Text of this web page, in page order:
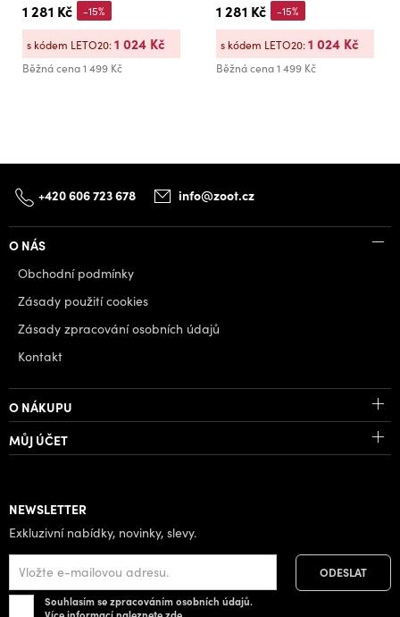
1 281 Kč
Běžná cena1 499 Kč
-15%
s kódem LETO20:1 024 Kč
1 281 Kč
Běžná cena1 499 Kč
-15%
s kódem LETO20:1 024 Kč
+420 606 723 678 info@zoot.cz
O NÁS
Obchodní podmínky
Zásady použití cookies
Zásady zpracování osobních údajů
Kontakt
O NÁKUPU
MŮJ ÚČET
NEWSLETTER
Exkluzivní nabídky, novinky, slevy.
Souhlasím se zpracováním osobních údajů.